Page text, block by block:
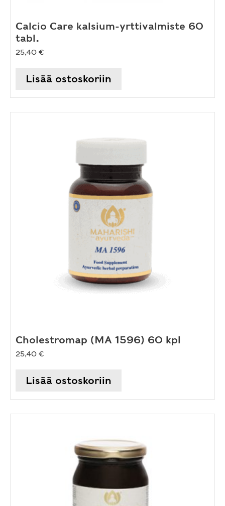
Calcio Care kalsium-yrttivalmiste 60
tabl.
25,40 €
Lisää ostoskoriin
Cholestromap (MA 1596) 60 kpl
25,40 €
Lisää ostoskoriin